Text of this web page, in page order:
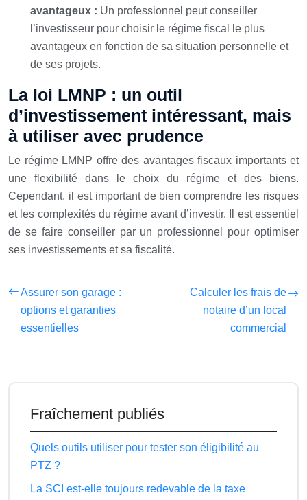
avantageux : Un professionnel peut conseiller
l’investisseur pour choisir le régime fiscal le plus
avantageux en fonction de sa situation personnelle et
de ses projets.
La loi LMNP : un outil
d’investissement intéressant, mais
à utiliser avec prudence
Le régime LMNP offre des avantages fiscaux importants et
une flexibilité dans le choix du régime et des biens.
Cependant, il est important de bien comprendre les risques
et les complexités du régime avant d’investir. Il est essentiel
de se faire conseiller par un professionnel pour optimiser
ses investissements et sa fiscalité.
Assurer son garage :
options et garanties
essentielles
Calculer les frais de
notaire d’un local
commercial
Fraîchement publiés
Quels outils utiliser pour tester son éligibilité au
PTZ ?
La SCI est-elle toujours redevable de la taxe